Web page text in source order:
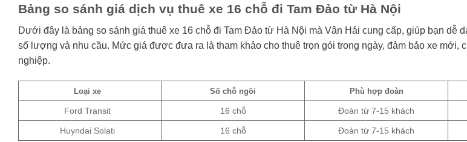
Bảng so sánh giá dịch vụ thuê xe 16 chỗ đi Tam Đảo từ Hà Nội
Dưới đây là bảng so sánh giá thuê xe 16 chỗ đi Tam Đảo từ Hà Nội mà Vân Hải cung cấp, giúp bạn dễ
số lượng và nhu cầu. Mức giá được đưa ra là tham khảo cho thuê trọn gói trong ngày, đảm bảo xe mới,
nghiệp.
Loại xe Số chỗ ngồi Phù hợp đoàn
Ford Transit 16 chỗ Đoàn từ 7-15 khách
Huyndai Solati 16 chỗ Đoàn từ 7-15 khách